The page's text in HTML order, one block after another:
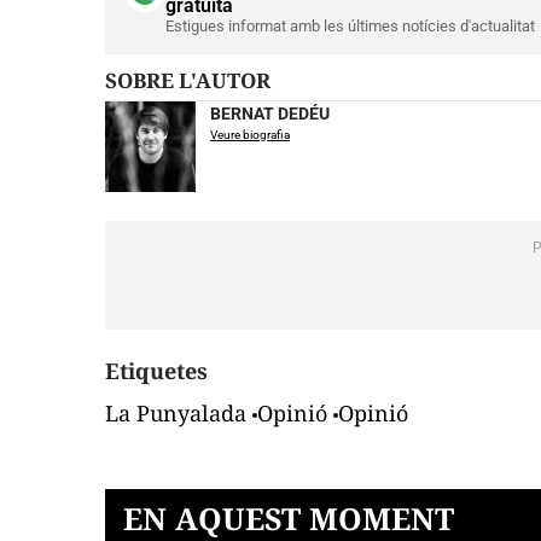
gratuïta
Estigues informat amb les últimes notícies d'actualitat
SOBRE L'AUTOR
BERNAT DEDÉU
Veure biografia
Etiquetes
La Punyalada Opinió Opinió
EN AQUEST MOMENT